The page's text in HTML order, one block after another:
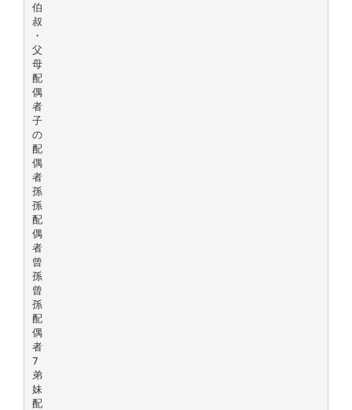
伯
叔
・
父
母
配
偶
者
子
の
配
偶
者
孫
孫
配
偶
者
曾
孫
曾
孫
配
偶
者
7
弟
妹
配